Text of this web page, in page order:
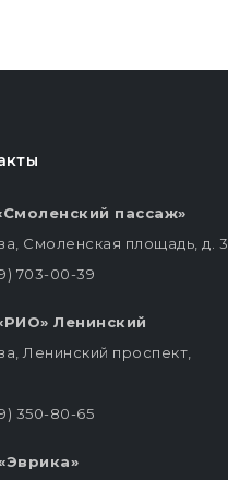
пассаж»
Смоленская площадь, д. 3
703-00-39
Ленинский
Ленинский проспект,
350-80-65